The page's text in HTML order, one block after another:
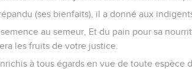
(ses bienfaits), il a donné aux
au semeur, Et du pain pour sa
les fruits de votre justice.
à tous égards en vue de toute espèce